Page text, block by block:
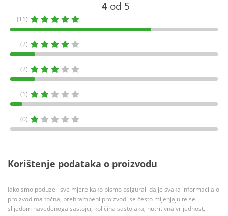
4 od 5
(11)
(2)
(2)
(1)
(0)
Korištenje podataka o proizvodu
Iako smo poduzeli sve mjere kako bismo osigurali da je svaka informacija o
proizvodima točna, prehrambeni proizvodi se često mijenjaju te se
slijedom navedenoga sastojci, količina sastojaka, nutritivna vrijednost,